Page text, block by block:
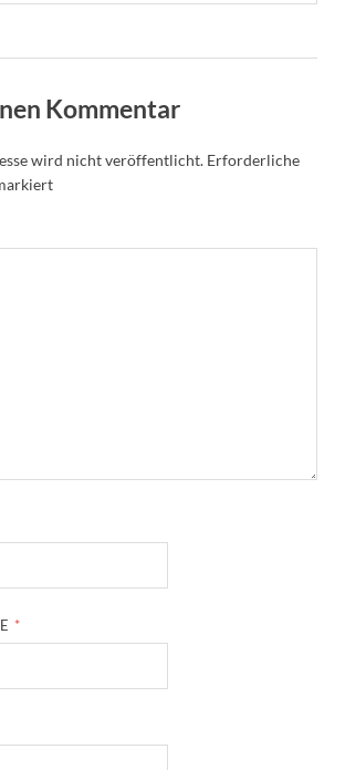
Kommentar
wird nicht veröffentlicht. Erforderliche
*